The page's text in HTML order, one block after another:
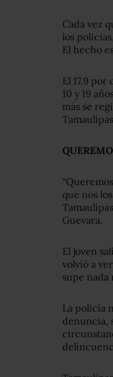
Cada vez
los
El hecho
El 17.9
10 y 19
más se
que nos
Guevara.
El joven
volvió a
supe nada
La policía
denuncia,